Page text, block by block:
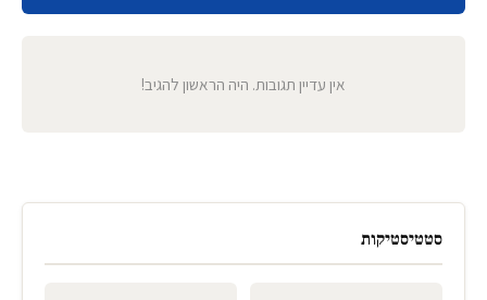
אין עדיין תגובות. היה הראשון להגיב!
סטטיסטיקות